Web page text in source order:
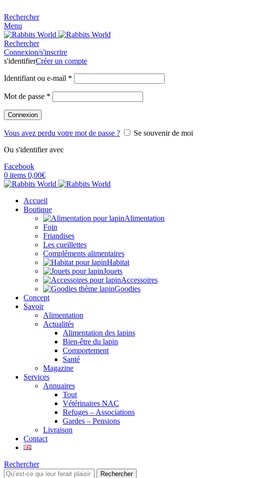
Rechercher
Menu
Rechercher
Connexion/s'inscrire
s'identifierCréer un compte
Identifiant ou e-mail *
Mot de passe *
Connexion
Vous avez perdu votre mot de passe ?
Se souvenir de moi
Ou s'identifier avec
Facebook
0 items 0,00€
Accueil
Boutique
Alimentation
Foin
Friandises
Les cueillettes
Compléments alimentaires
Habitat
Jouets
Accessoires
Goodies
Concept
Savoir
Alimentation
Actualités
Alimentation des lapins
Bien-être du lapin
Comportement
Santé
Magazine
Services
Annuaires
Tout
Vétérinaires NAC
Refuges – Associations
Gardes – Pensions
Livraison
Contact
Rechercher
Rechercher